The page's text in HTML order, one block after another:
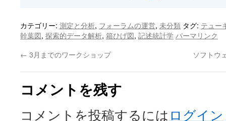
カテゴリー: 測定と分析, フォーラムの運営, 未分類 タグ: テュー
幹葉図, 探索的データ解析, 箱ひげ図, 記述統計学 パーマリンク
← 3月までのワークショップ ソフトウ
コメントを残す
コメントを投稿するには ログイン